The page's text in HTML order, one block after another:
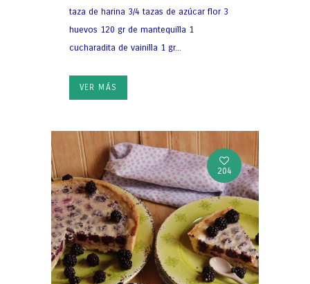
taza de harina 3/4 tazas de azúcar flor 3
huevos 120 gr de mantequilla 1
cucharadita de vainilla 1 gr...
VER MÁS
204